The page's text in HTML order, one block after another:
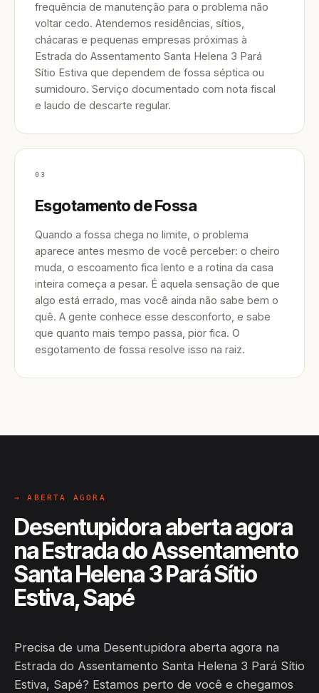
frequência de manutenção para o problema não
voltar cedo. Atendemos residências, sítios,
chácaras e pequenas empresas próximas à
Estrada do Assentamento Santa Helena 3 Pará
Sítio Estiva que dependem de fossa séptica ou
sumidouro. Serviço documentado com nota fiscal
e laudo de descarte regular.
03
Esgotamento de Fossa
Quando a fossa chega no limite, o problema
aparece antes mesmo de você perceber: o cheiro
muda, o escoamento fica lento e a rotina da casa
inteira começa a pesar. É aquela sensação de que
algo está errado, mas você ainda não sabe bem o
quê. A gente conhece esse desconforto, e sabe
que quanto mais tempo passa, pior fica. O
esgotamento de fossa resolve isso na raiz.
→ ABERTA AGORA
Desentupidora aberta agora
na Estrada do Assentamento
Santa Helena 3 Pará Sítio
Estiva, Sapé
Precisa de uma Desentupidora aberta agora na
Estrada do Assentamento Santa Helena 3 Pará Sítio
Estiva, Sapé? Estamos perto de você e chegamos